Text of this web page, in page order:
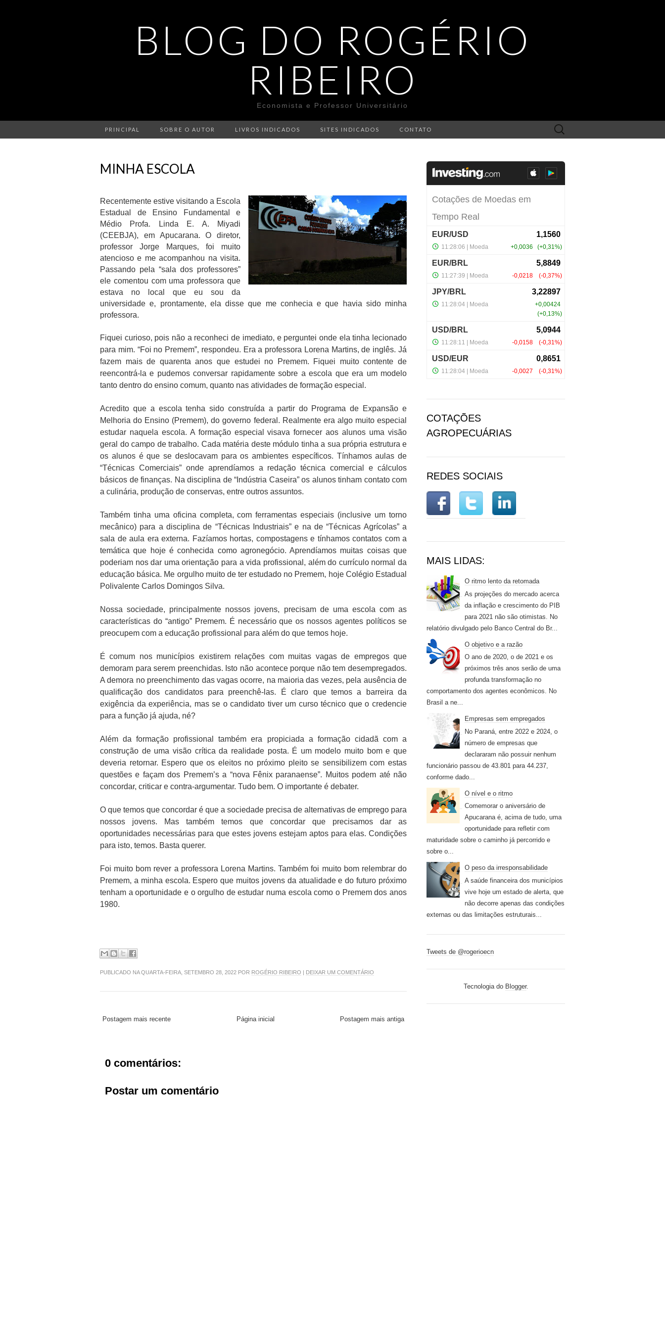
BLOG DO ROGÉRIO
RIBEIRO
Economista e Professor Universitário
PRINCIPAL SOBRE O AUTOR LIVROS INDICADOS SITES INDICADOS CONTATO
Search
for:
MINHA ESCOLA
Recentemente estive visitando a Escola
Estadual de Ensino Fundamental e
Médio Profa. Linda E. A. Miyadi
(CEEBJA), em Apucarana. O diretor,
professor Jorge Marques, foi muito
atencioso e me acompanhou na visita.
Passando pela “sala dos professores”
ele comentou com uma professora que
estava no local que eu sou da
universidade e, prontamente, ela disse que me conhecia e que havia sido minha
professora.
Fiquei curioso, pois não a reconheci de imediato, e perguntei onde ela tinha lecionado
para mim. “Foi no Premem”, respondeu. Era a professora Lorena Martins, de inglês. Já
fazem mais de quarenta anos que estudei no Premem. Fiquei muito contente de
reencontrá-la e pudemos conversar rapidamente sobre a escola que era um modelo
tanto dentro do ensino comum, quanto nas atividades de formação especial.
Acredito que a escola tenha sido construída a partir do Programa de Expansão e
Melhoria do Ensino (Premem), do governo federal. Realmente era algo muito especial
estudar naquela escola. A formação especial visava fornecer aos alunos uma visão
geral do campo de trabalho. Cada matéria deste módulo tinha a sua própria estrutura e
os alunos é que se deslocavam para os ambientes específicos. Tínhamos aulas de
“Técnicas Comerciais” onde aprendíamos a redação técnica comercial e cálculos
básicos de finanças. Na disciplina de “Indústria Caseira” os alunos tinham contato com
a culinária, produção de conservas, entre outros assuntos.
Também tinha uma oficina completa, com ferramentas especiais (inclusive um torno
mecânico) para a disciplina de “Técnicas Industriais” e na de “Técnicas Agrícolas” a
sala de aula era externa. Fazíamos hortas, compostagens e tínhamos contatos com a
temática que hoje é conhecida como agronegócio. Aprendíamos muitas coisas que
poderiam nos dar uma orientação para a vida profissional, além do currículo normal da
educação básica. Me orgulho muito de ter estudado no Premem, hoje Colégio Estadual
Polivalente Carlos Domingos Silva.
Nossa sociedade, principalmente nossos jovens, precisam de uma escola com as
características do “antigo” Premem. É necessário que os nossos agentes políticos se
preocupem com a educação profissional para além do que temos hoje.
É comum nos municípios existirem relações com muitas vagas de empregos que
demoram para serem preenchidas. Isto não acontece porque não tem desempregados.
A demora no preenchimento das vagas ocorre, na maioria das vezes, pela ausência de
qualificação dos candidatos para preenchê-las. É claro que temos a barreira da
exigência da experiência, mas se o candidato tiver um curso técnico que o credencie
para a função já ajuda, né?
Além da formação profissional também era propiciada a formação cidadã com a
construção de uma visão crítica da realidade posta. É um modelo muito bom e que
deveria retornar. Espero que os eleitos no próximo pleito se sensibilizem com estas
questões e façam dos Premem’s a “nova Fênix paranaense”. Muitos podem até não
concordar, criticar e contra-argumentar. Tudo bem. O importante é debater.
O que temos que concordar é que a sociedade precisa de alternativas de emprego para
nossos jovens. Mas também temos que concordar que precisamos dar as
oportunidades necessárias para que estes jovens estejam aptos para elas. Condições
para isto, temos. Basta querer.
Foi muito bom rever a professora Lorena Martins. Também foi muito bom relembrar do
Premem, a minha escola. Espero que muitos jovens da atualidade e do futuro próximo
tenham a oportunidade e o orgulho de estudar numa escola como o Premem dos anos
1980.
PUBLICADO NA QUARTA-FEIRA, SETEMBRO 28, 2022 POR ROGÉRIO RIBEIRO | DEIXAR UM COMENTÁRIO
Postagem mais recente Postagem mais antiga
Página inicial
0 comentários:
Postar um comentário
COTAÇÕES
AGROPECUÁRIAS
REDES SOCIAIS
MAIS LIDAS:
O ritmo lento da retomada
As projeções do mercado acerca
da inflação e crescimento do PIB
para 2021 não são otimistas. No
relatório divulgado pelo Banco Central do Br...
O objetivo e a razão
O ano de 2020, o de 2021 e os
próximos três anos serão de uma
profunda transformação no
comportamento dos agentes econômicos. No
Brasil a ne...
Empresas sem empregados
No Paraná, entre 2022 e 2024, o
número de empresas que
declararam não possuir nenhum
funcionário passou de 43.801 para 44.237,
conforme dado...
O nível e o ritmo
Comemorar o aniversário de
Apucarana é, acima de tudo, uma
oportunidade para refletir com
maturidade sobre o caminho já percorrido e
sobre o...
O peso da irresponsabilidade
A saúde financeira dos municípios
vive hoje um estado de alerta, que
não decorre apenas das condições
externas ou das limitações estruturais...
Tweets de @rogerioecn
Tecnologia do Blogger.